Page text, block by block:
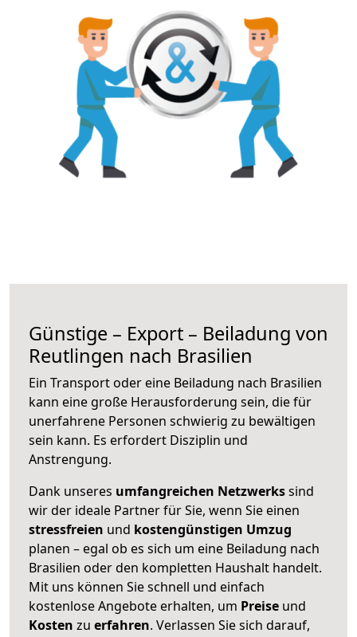
Günstige – Export – Beiladung von
Reutlingen nach Brasilien
Ein Transport oder eine Beiladung nach Brasilien
kann eine große Herausforderung sein, die für
unerfahrene Personen schwierig zu bewältigen
sein kann. Es erfordert Disziplin und
Anstrengung.
Dank unseres umfangreichen Netzwerkssind
wir der ideale Partner für Sie, wenn Sie einen
stressfreien und kostengünstigen Umzug
planen – egal ob es sich um eine Beiladung nach
Brasilien oder den kompletten Haushalt handelt.
Mit uns können Sie schnell und einfach
kostenlose Angebote erhalten, um Preise und
Kosten zu erfahren. Verlassen Sie sich darauf,